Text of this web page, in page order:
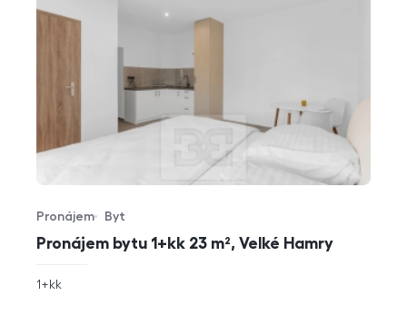
Pronájem bytu 1+kk 23 m², Velké Hamry
Typ nabídky
Pronájem
Typ nemovitosti
Byt
rozměry
1+kk